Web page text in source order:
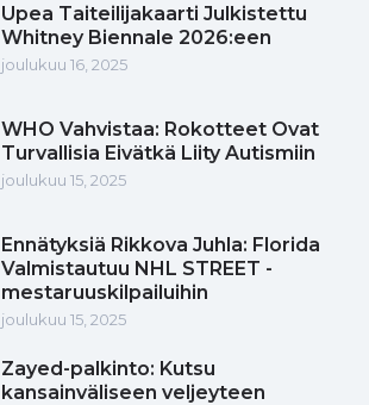
Upea Taiteilijakaarti Julkistettu
Whitney Biennale 2026:een
joulukuu 16, 2025
WHO Vahvistaa: Rokotteet Ovat
Turvallisia Eivätkä Liity Autismiin
joulukuu 15, 2025
Ennätyksiä Rikkova Juhla: Florida
Valmistautuu NHL STREET -
mestaruuskilpailuihin
joulukuu 15, 2025
Zayed-palkinto: Kutsu
kansainväliseen veljeyteen